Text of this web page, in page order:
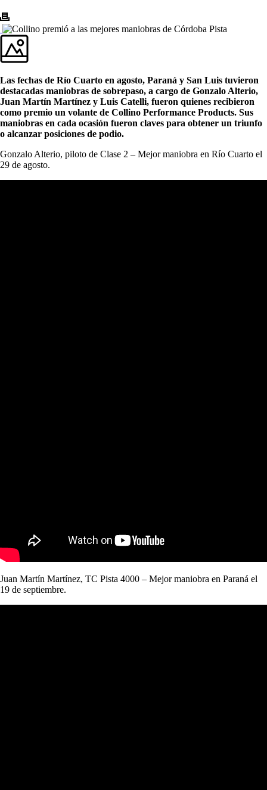
Las fechas de Río Cuarto en agosto, Paraná y San Luis tuvieron
destacadas maniobras de sobrepaso, a cargo de Gonzalo Alterio,
Juan Martín Martínez y Luis Catelli, fueron quienes recibieron
como premio un volante de Collino Performance Products. Sus
maniobras en cada ocasión fueron claves para obtener un triunfo
o alcanzar posiciones de podio.
Gonzalo Alterio, piloto de Clase 2 – Mejor maniobra en Río Cuarto el
29 de agosto.
Juan Martín Martínez, TC Pista 4000 – Mejor maniobra en Paraná el
19 de septiembre.